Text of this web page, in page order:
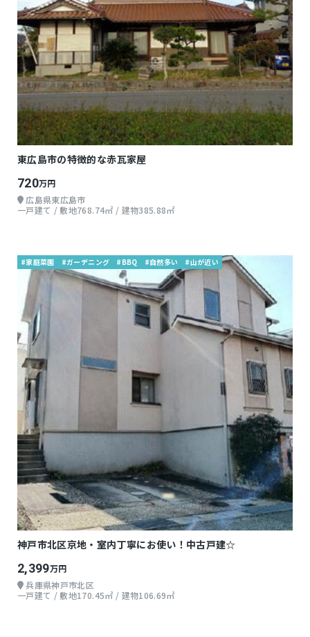
東広島市の特徴的な赤瓦家屋
720万円
広島県東広島市
一戸建て / 敷地768.74㎡ / 建物385.88㎡
#家庭菜園 #ガーデニング #BBQ #自然多い #山が近い
神戸市北区京地・室内丁寧にお使い！中古戸建☆
2,399万円
兵庫県神戸市北区
一戸建て / 敷地170.45㎡ / 建物106.69㎡